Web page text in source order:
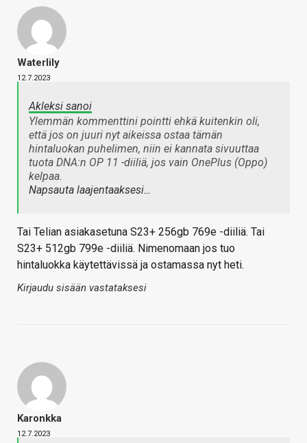
Waterlily
12.7.2023
Akleksi sanoi
Ylemmän kommenttini pointti ehkä kuitenkin oli,
että jos on juuri nyt aikeissa ostaa tämän
hintaluokan puhelimen, niin ei kannata sivuuttaa
tuota DNA:n OP 11 -diiliä, jos vain OnePlus (Oppo)
kelpaa.
Napsauta laajentaaksesi…
Tai Telian asiakasetuna S23+ 256gb 769e -diiliä. Tai
S23+ 512gb 799e -diiliä. Nimenomaan jos tuo
hintaluokka käytettävissä ja ostamassa nyt heti.
Kirjaudu sisään vastataksesi
Karonkka
12.7.2023